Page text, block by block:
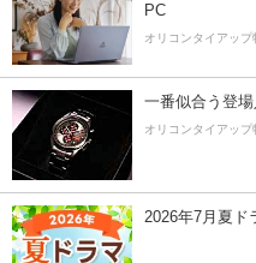
PC
オリコンタイアップ
一番似合う登
オリコンタイアップ
2026年7月夏ド